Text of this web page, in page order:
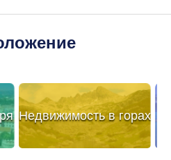
Недвижимость в горах